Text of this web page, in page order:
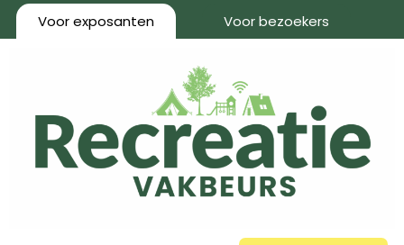
Voor exposanten Voor bezoekers